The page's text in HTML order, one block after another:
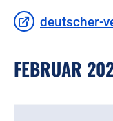
deutscher-
FEBRUAR